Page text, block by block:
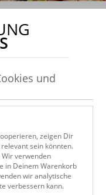
und
zeigen Dir
sein könnten.
verwenden
in Deinem Warenkorb
wir analytische
verbessern kann.